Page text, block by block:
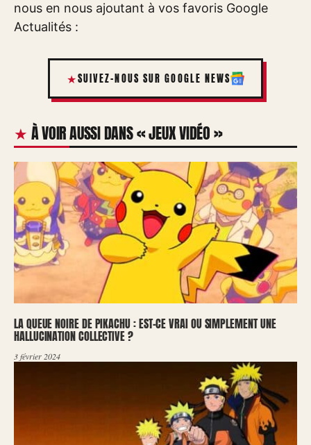
nous en nous ajoutant à vos favoris Google
Actualités :
SUIVEZ-NOUS SUR GOOGLE NEWS
À VOIR AUSSI DANS « JEUX VIDÉO »
LA QUEUE NOIRE DE PIKACHU : EST-CE VRAI OU SIMPLEMENT UNE
HALLUCINATION COLLECTIVE ?
3 février 2024